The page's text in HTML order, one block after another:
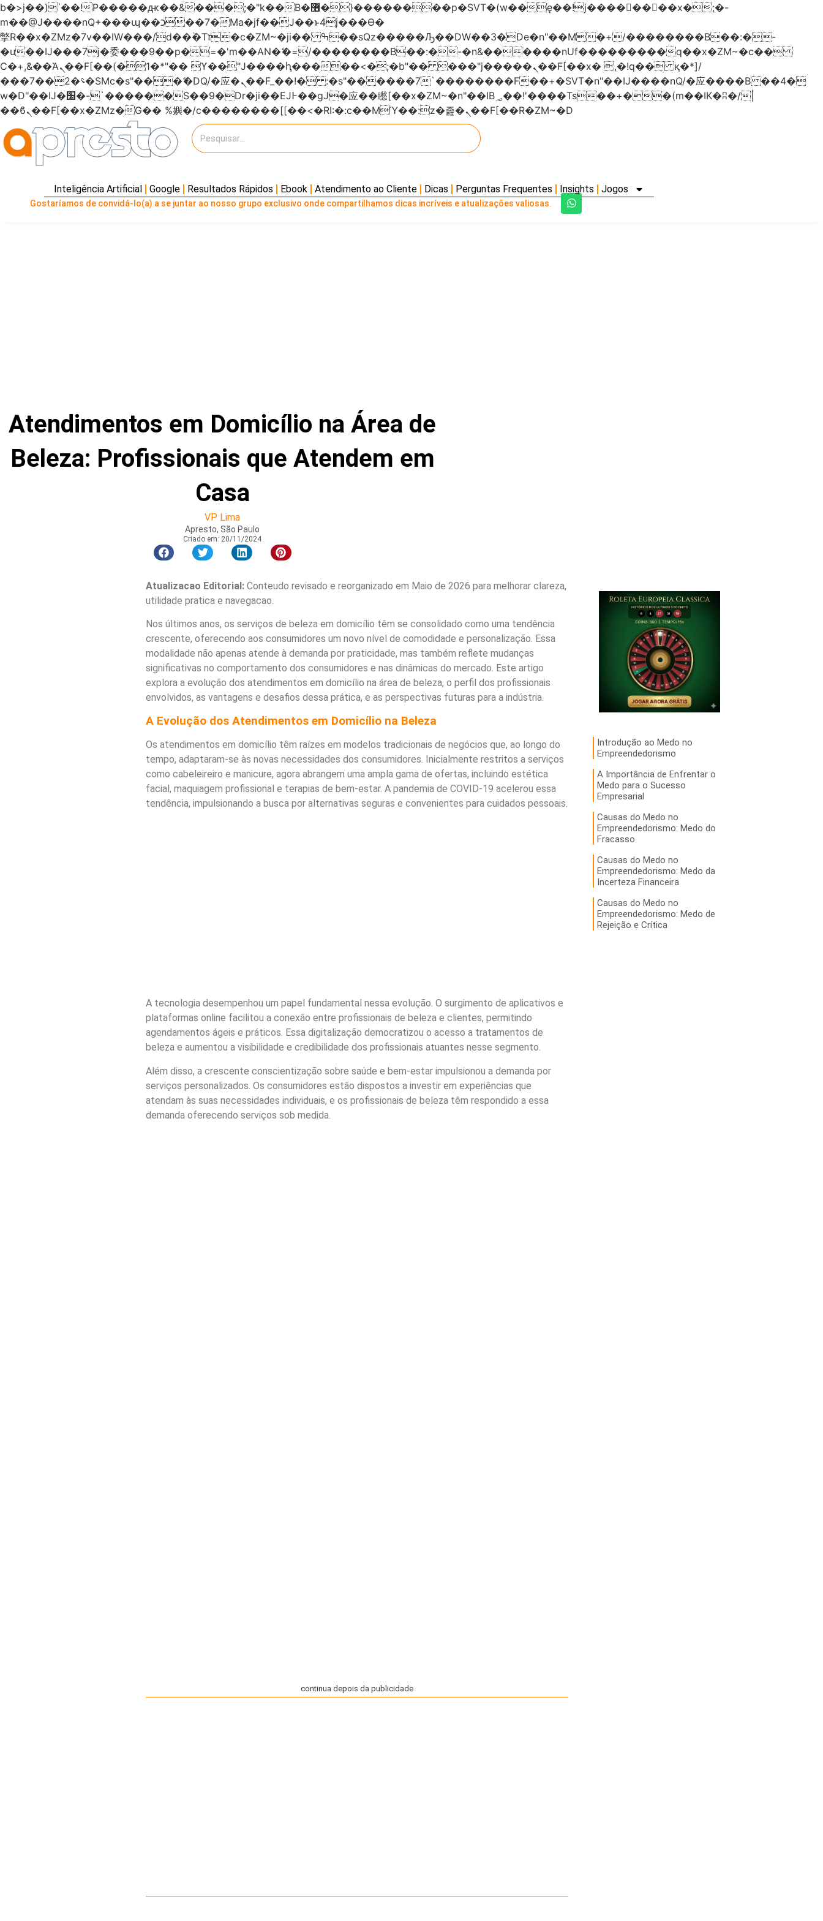
b�>j��)΄��!P�����ԫ��&���;�"k��B�޶�}��������p�SVT�(w��ę��!j��������x�;�-
m��@J����nQ+���պ��כ��7�Ma�jf��J��ͱ4j���Ѳ�
撆R��x�ZMz�7v��IW���/d��ٞ�Тז�c�ZM~�ji�� ߒ��sQz�����Ԡ��DW��3�De�n"��M�+/��������B��:�-
�u��IJ���7j�委���9��p�=�'m��AN�ޭ�=/��������B��:�-�n&������nUf���������q��x�ZM~�c��
Ϲ�+,&��Ὰܢ��F[��(�1�*"�� ϒ��"J����ԧ�����<�;�b"�� ���"j�����ܢ��F[��x� ,�!q�� қ�*]/
���؝�2��7�SMc�s"���ޭ�DQ/�应�ܢ��F_��!� :�s"������7`��������F��+�SVT�n"��IJ����nQ/�应����B ��4�
w�D"��IJ�׭�-`������S��9�Dr�ji��EJ߅��gJ�应��矁[��x�ZM~�n"��IB؃��!'����Тѕ��+��(m��IK�ʭ�/|
��ϐܢ��F[��x�ZMz�G�� %嬩�/c��������[[��<�RI:�:c��MΎ��:z�졾�ܢ��F[��R�ZM~�D
Inteligência Artificial Google Resultados Rápidos Ebook Atendimento ao Cliente Dicas Perguntas Frequentes Insights Jogos
Gostaríamos de convidá-lo(a) a se juntar ao nosso grupo exclusivo onde compartilhamos dicas incríveis e atualizações valiosas.
Atendimentos em Domicílio na Área de
Beleza: Profissionais que Atendem em
Casa
VP Lima
Apresto, São Paulo
Criado em: 20/11/2024
Atualizacao Editorial:Conteudo revisado e reorganizado em Maio de 2026 para melhorar clareza,
utilidade pratica e navegacao.
Nos últimos anos, os serviços de beleza em domicílio têm se consolidado como uma tendência
crescente, oferecendo aos consumidores um novo nível de comodidade e personalização. Essa
modalidade não apenas atende à demanda por praticidade, mas também reflete mudanças
significativas no comportamento dos consumidores e nas dinâmicas do mercado. Este artigo
explora a evolução dos atendimentos em domicílio na área de beleza, o perfil dos profissionais
envolvidos, as vantagens e desafios dessa prática, e as perspectivas futuras para a indústria.
A Evolução dos Atendimentos em Domicílio na Beleza
Os atendimentos em domicílio têm raízes em modelos tradicionais de negócios que, ao longo do
tempo, adaptaram-se às novas necessidades dos consumidores. Inicialmente restritos a serviços
como cabeleireiro e manicure, agora abrangem uma ampla gama de ofertas, incluindo estética
facial, maquiagem profissional e terapias de bem-estar. A pandemia de COVID-19 acelerou essa
tendência, impulsionando a busca por alternativas seguras e convenientes para cuidados pessoais.
A tecnologia desempenhou um papel fundamental nessa evolução. O surgimento de aplicativos e
plataformas online facilitou a conexão entre profissionais de beleza e clientes, permitindo
agendamentos ágeis e práticos. Essa digitalização democratizou o acesso a tratamentos de
beleza e aumentou a visibilidade e credibilidade dos profissionais atuantes nesse segmento.
Além disso, a crescente conscientização sobre saúde e bem-estar impulsionou a demanda por
serviços personalizados. Os consumidores estão dispostos a investir em experiências que
atendam às suas necessidades individuais, e os profissionais de beleza têm respondido a essa
demanda oferecendo serviços sob medida.
Introdução ao Medo no
Empreendedorismo
A Importância de Enfrentar o
Medo para o Sucesso
Empresarial
Causas do Medo no
Empreendedorismo: Medo do
Fracasso
Causas do Medo no
Empreendedorismo: Medo da
Incerteza Financeira
Causas do Medo no
Empreendedorismo: Medo de
Rejeição e Crítica
continua depois da publicidade